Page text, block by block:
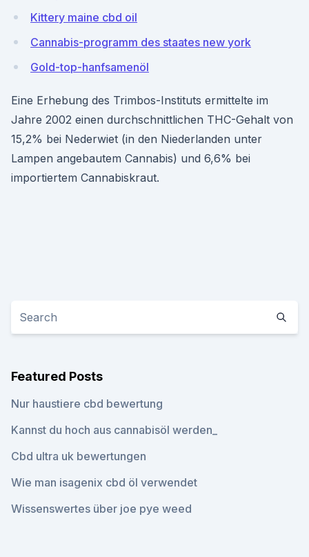
Kittery maine cbd oil
Cannabis-programm des staates new york
Gold-top-hanfsamenöl
Eine Erhebung des Trimbos-Instituts ermittelte im
Jahre 2002 einen durchschnittlichen THC-Gehalt von
15,2% bei Nederwiet (in den Niederlanden unter
Lampen angebautem Cannabis) und 6,6% bei
importiertem Cannabiskraut.
Featured Posts
Nur haustiere cbd bewertung
Kannst du hoch aus cannabisöl werden_
Cbd ultra uk bewertungen
Wie man isagenix cbd öl verwendet
Wissenswertes über joe pye weed